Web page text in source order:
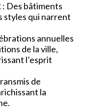
: Des bâtiments
styles qui narrent
annuelles
de la ville,
l’esprit
de
la